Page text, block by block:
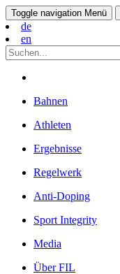
Toggle navigation Menü
de
en
Bahnen
Athleten
Ergebnisse
Regelwerk
Anti-Doping
Sport Integrity
Media
Über FIL